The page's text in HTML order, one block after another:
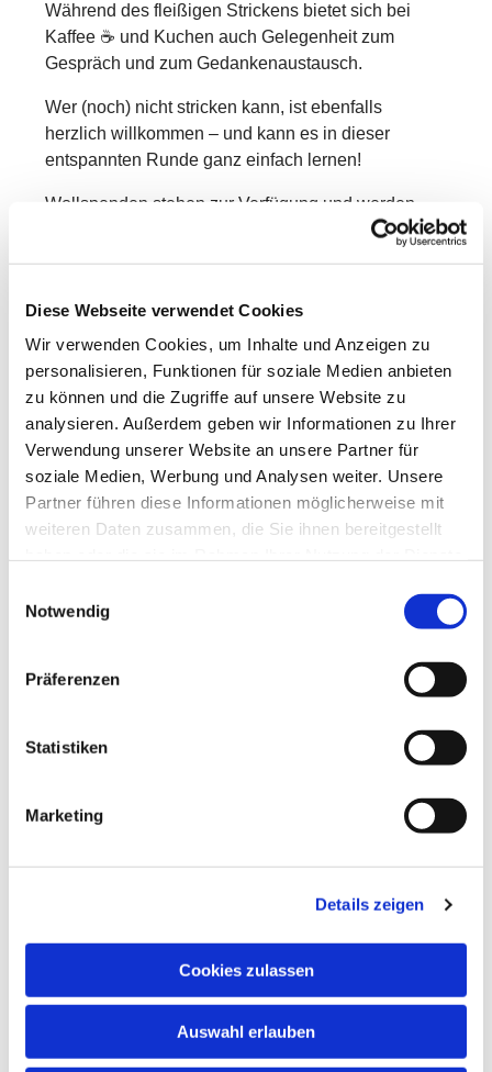
Diese Webseite verwendet Cookies
Wir verwenden Cookies, um Inhalte und Anzeigen zu
personalisieren, Funktionen für soziale Medien anbieten
zu können und die Zugriffe auf unsere Website zu
analysieren. Außerdem geben wir Informationen zu Ihrer
Verwendung unserer Website an unsere Partner für
soziale Medien, Werbung und Analysen weiter. Unsere
Partner führen diese Informationen möglicherweise mit
weiteren Daten zusammen, die Sie ihnen bereitgestellt
Notwendig
Präferenzen
Statistiken
Marketing
Details zeigen
Cookies zulassen
Auswahl erlauben
Während des fleißigen Strickens bietet sich bei
Kaffee ☕️ und Kuchen auch Gelegenheit zum
Gespräch und zum Gedankenaustausch.
Wer (noch) nicht stricken kann, ist ebenfalls
herzlich willkommen – und kann es in dieser
entspannten Runde ganz einfach lernen!
Wollspenden stehen zur Verfügung und werden
auch gerne angenommen. Die Teilnahme ist
Einfach vorbeikommen und mitmachen – wir freuen